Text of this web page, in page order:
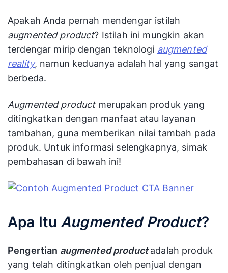
Apakah Anda pernah mendengar istilah
augmented product? Istilah ini mungkin akan
terdengar mirip dengan teknologi augmented
reality, namun keduanya adalah hal yang sangat
berbeda.
Augmented product merupakan produk yang
ditingkatkan dengan manfaat atau layanan
tambahan, guna memberikan nilai tambah pada
produk. Untuk informasi selengkapnya, simak
pembahasan di bawah ini!
Apa Itu Augmented Product?
Pengertian augmented productadalah produk
yang telah ditingkatkan oleh penjual dengan